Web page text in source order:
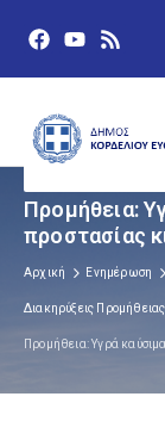
Προμήθεια:
προστασίας
Αρχική Ενημέρωση
Διακηρύξεις
Προμήθεια: Υγρά